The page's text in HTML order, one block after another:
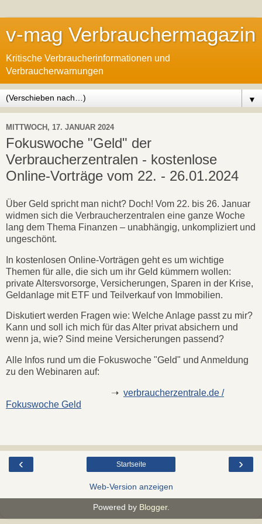
v-mag Verbrauchermagazin
Kritische Verbraucherinformationen und
Verbraucherwarnungen
▼
MITTWOCH, 17. JANUAR 2024
Fokuswoche "Geld" der
Verbraucherzentralen - kostenlose
Online-Vorträge vom 22. - 26.01.2024
Über Geld spricht man nicht? Doch! Vom 22. bis 26. Januar
widmen sich die Verbraucherzentralen eine ganze Woche
lang dem Thema Finanzen – unabhängig, unkompliziert und
ungeschönt.
In kostenlosen Online-Vorträgen geht es um wichtige
Themen für alle, die sich um ihr Geld kümmern wollen:
private Altersvorsorge, Versicherungen, Sparen in der Krise,
Geldanlage mit ETF und Teilverkauf von Immobilien.
Diskutiert werden Fragen wie: Welche Anlage passt zu mir?
Kann und soll ich mich für das Alter privat absichern und
wenn ja, wie? Sind meine Versicherungen passend?
Alle Infos rund um die Fokuswoche "Geld" und Anmeldung
zu den Webinaren auf:
➝ verbraucherzentrale.de /
Fokuswoche Geld
‹ ›
Startseite
Web-Version anzeigen
Powered by Blogger.